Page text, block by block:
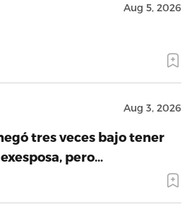
Aug 5, 2026
Aug 3, 2026
tres veces bajo tener
pero…